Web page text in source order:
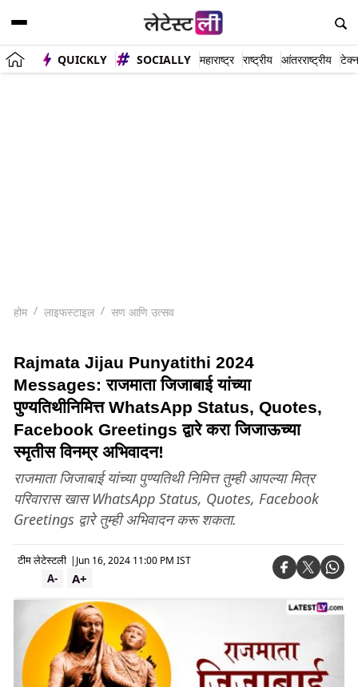
QUICKLY SOCIALLY महाराष्ट्र राष्ट्रीय आंतरराष्ट्रीय
होम लाइफस्टाइल सण आणि उत्सव
Rajmata Jijau Punyatithi 2024
Messages: राजमाता जिजाबाई यांच्या
पुण्यतिथीनिमित्त WhatsApp Status, Quotes,
Facebook Greetings द्वारे करा जिजाऊच्या
स्मृतीस विनम्र अभिवादन!
राजमाता जिजाबाई यांच्या पुण्यतिथी निमित्त तुम्ही आपल्या मित्र
परिवारास खास WhatsApp Status, Quotes, Facebook
Greetings द्वारे तुम्ही अभिवादन करू शकता.
टीम लेटेस्टली | Jun 16, 2024 11:00 PM IST
A+
A-